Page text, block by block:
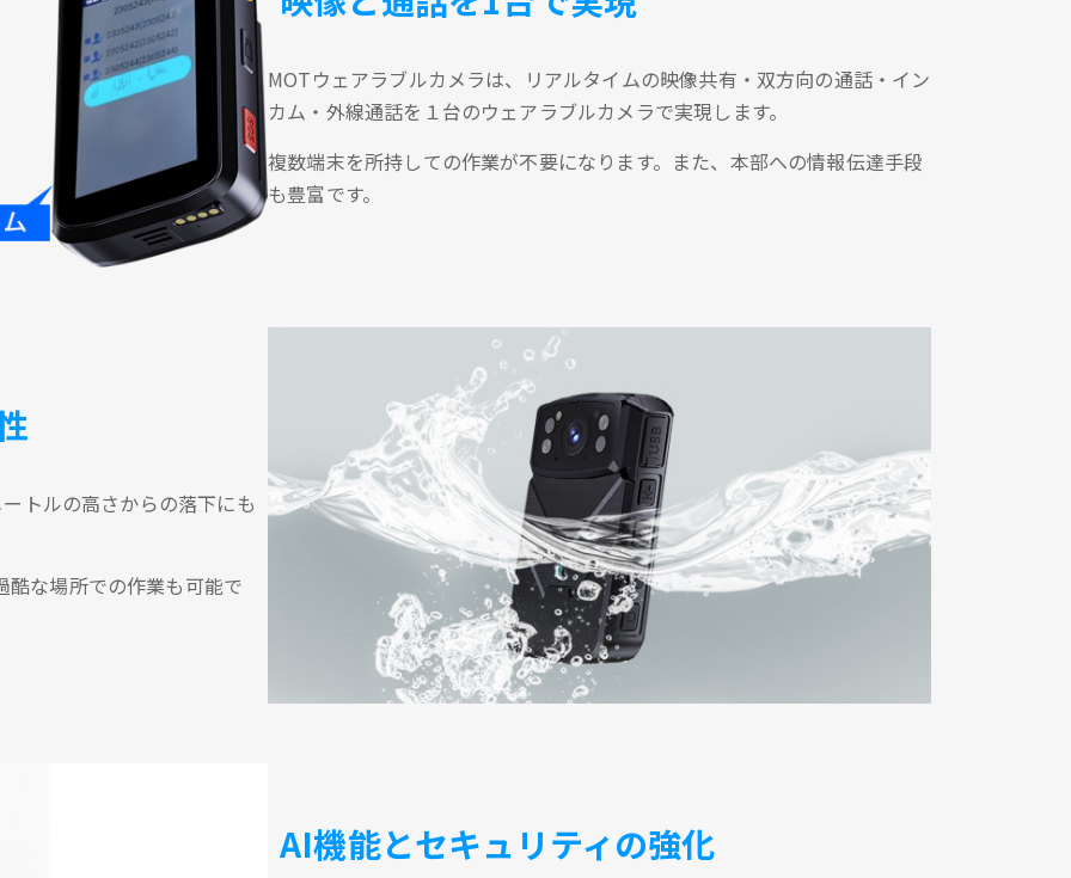
MOTウェアラブルカメラは、リアルタイムの映像共有・双方向の通話・イン
カム・外線通話を１台のウェアラブルカメラで実現します。
複数端末を所持しての作業が不要になります。また、本部への情報伝達手段
も豊富です。
トルの高さからの落下にも
な場所での作業も可能で
AI機能とセキュリティの強化